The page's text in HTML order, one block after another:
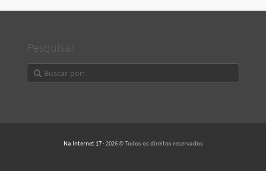
Pesquisar
Na Internet 17· 2026 © Todos os direitos reservados